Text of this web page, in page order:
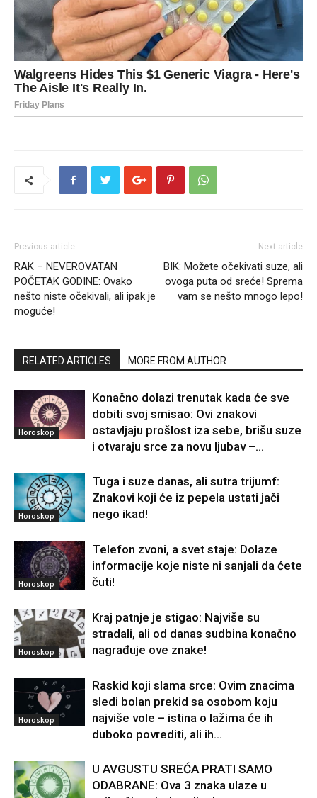
Previous article
RAK – NEVEROVATAN
POČETAK GODINE: Ovako
nešto niste očekivali, ali ipak je
moguće!
Next article
BIK: Možete očekivati suze, ali
ovoga puta od sreće! Sprema
vam se nešto mnogo lepo!
RELATED ARTICLES MORE FROM AUTHOR
Horoskop
Konačno dolazi trenutak kada će sve
dobiti svoj smisao: Ovi znakovi
ostavljaju prošlost iza sebe, brišu suze
i otvaraju srce za novu ljubav –...
Horoskop
Tuga i suze danas, ali sutra trijumf:
Znakovi koji će iz pepela ustati jači
nego ikad!
Horoskop
Telefon zvoni, a svet staje: Dolaze
informacije koje niste ni sanjali da ćete
čuti!
Horoskop
Kraj patnje je stigao: Najviše su
stradali, ali od danas sudbina konačno
nagrađuje ove znake!
Horoskop
Raskid koji slama srce: Ovim znacima
sledi bolan prekid sa osobom koju
najviše vole – istina o lažima će ih
duboko povrediti, ali ih...
U AVGUSTU SREĆA PRATI SAMO
ODABRANE: Ova 3 znaka ulaze u